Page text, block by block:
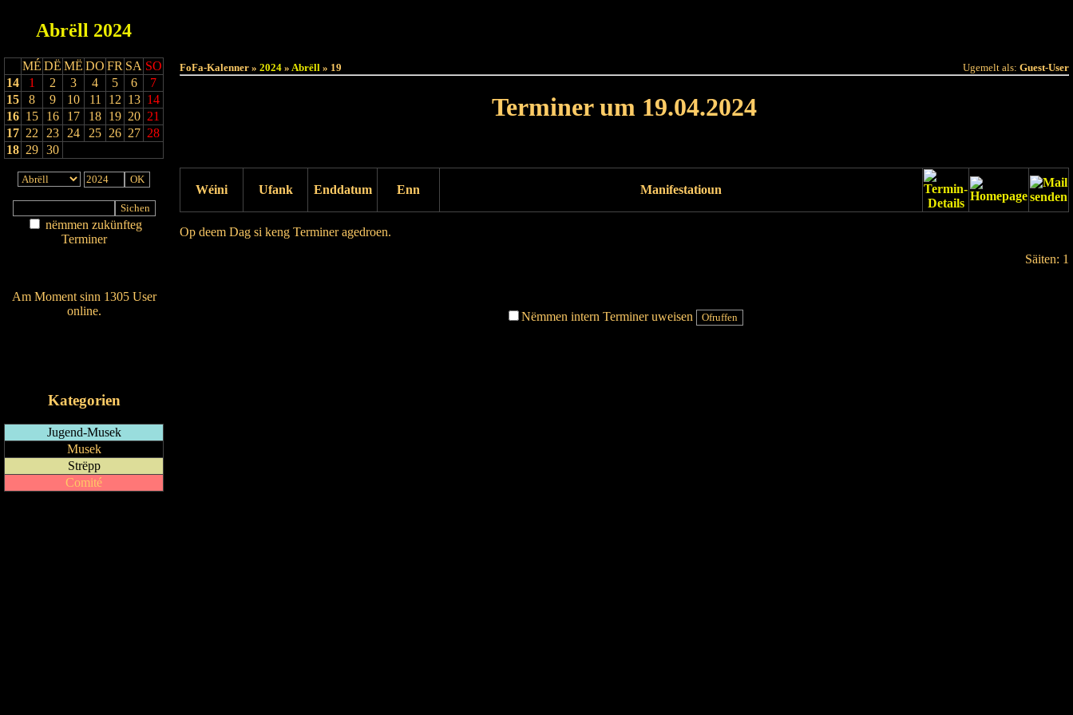
Abrëll 2024
MÉ DË MË DO FR SA SO
14
1 2 3 4 5 6
7
15
8 9 10 11 12 13 14
16 15 16 17 18 19 20 21
17 22 23 24 25 26 27 28
18 29 30
nëmmen zukünfteg
Terminer
Am Moment sinn 1305 User
online.
Kategorien
Jugend-Musek
Musek
Strëpp
Comité
FoFa-Kalenner » 2024 » Abrëll » 19 Ugemelt als: Guest-User
Terminer um 19.04.2024
Wéini Ufank Enddatum Enn Manifestatioun
Op deem Dag si keng Terminer agedroen.
Säiten: 1
Nëmmen intern Terminer uweisen